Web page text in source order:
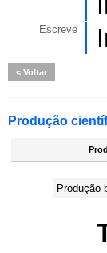
Escreve
Voltar
Produção
Produção